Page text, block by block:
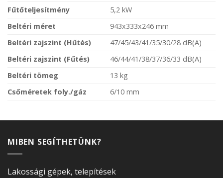
Fűtőteljesítmény
5,2 kW
Beltéri méret
943x333x246 mm
Beltéri zajszint (Hűtés)
47/45/43/41/35/30/28 dB(A)
Beltéri zajszint (Fűtés)
46/44/41/38/37/36/33 dB(A)
Beltéri tömeg
13 kg
Csőméretek foly./gáz
6/10 mm
MIBEN SEGÍTHETÜNK?
Lakossági gépek, telepítések